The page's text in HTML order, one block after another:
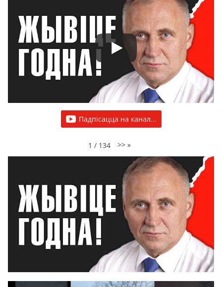
Падпісацца на канал...
1 / 134 >> »